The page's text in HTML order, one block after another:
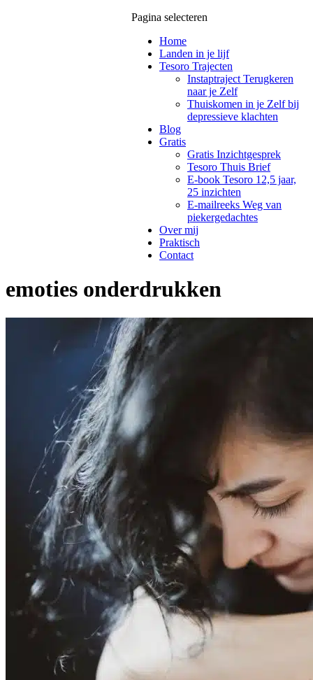
Pagina selecteren
Home
Landen in je lijf
Tesoro Trajecten
Instaptraject Terugkeren
naar je Zelf
Thuiskomen in je Zelf bij
depressieve klachten
Blog
Gratis
Gratis Inzichtgesprek
Tesoro Thuis Brief
E-book Tesoro 12,5 jaar,
25 inzichten
E-mailreeks Weg van
piekergedachtes
Over mij
Praktisch
Contact
emoties onderdrukken